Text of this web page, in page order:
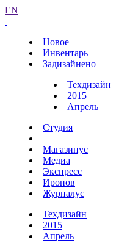
EN
Новое
Инвентарь
Задизайнено
Техдизайн
2015
Апрель
Студия
Магазинус
Медиа
Экспресс
Иронов
Журналус
Техдизайн
2015
Апрель